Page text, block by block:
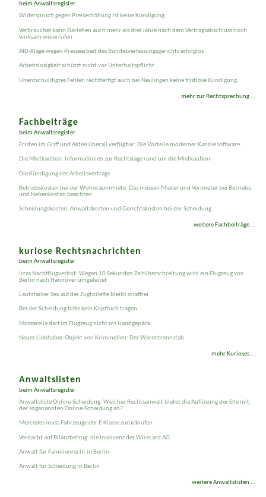
beim Anwaltsregister
Widerspruch gegen Preis­erhöhung ist keine Kündigung
Verbraucher kann Darlehen auch mehr als drei Jahre nach dem Vertragsabschluss noch
wirksam widerrufen
AfD-Klage wegen Presse­arbeit des Bundes­verfassungs­gerichts erfolglos
Arbeits­losig­keit schützt nicht vor Unterhalts­pflicht
Un­entschuldigtes Fehlen recht­fertigt auch bei Neulingen keine fristlose Kündigung
mehr zur Rechtsprechung ...
Fachbeiträge
beim Anwaltsregister
Fristen im Griff und Akten überall verfügbar: Die Vorteile moderner Kanzleisoftware
Die Mietkaution: Informationen zur Rechtslage rund um die Mietkaution
Die Kündigung des Arbeitsvertrags
Betriebskosten bei der Wohnraummiete: Das müssen Mieter und Vermieter bei Betriebs-
und Nebenkosten beachten
Scheidungskosten: Anwaltskosten und Gerichtskosten bei der Scheidung
weitere Fachbeiträge ...
kuriose Rechtsnachrichten
beim Anwaltsregister
Irres Nachtflugverbot: Wegen 10 Sekunden Zeitüberschreitung wird ein Flugzeug von
Berlin nach Hannover umgeleitet
Lautstarker Sex auf der Zugtoilette bleibt straffrei
Bei der Scheidung bitte kein Kopftuch tragen
Mozzarella darf im Flugzeug nicht ins Handgepäck
Neues Liebhaber-Objekt von Kriminellen: Der Warentrennstab
mehr Kurioses ...
Anwaltslisten
beim Anwaltsregister
Anwaltsliste Online-Scheidung: Welcher Rechtsanwalt bietet die Auflösung der Ehe mit
der sogenannten Online-Scheidung an?
Mercedes muss Fahrzeuge der E-Klasse zurückrufen
Verdacht auf Bilanz­betrug: die Insolvenz der Wirecard AG
Anwalt für Familienrecht in Berlin
Anwalt für Scheidung in Berlin
weitere Anwaltslisten ...